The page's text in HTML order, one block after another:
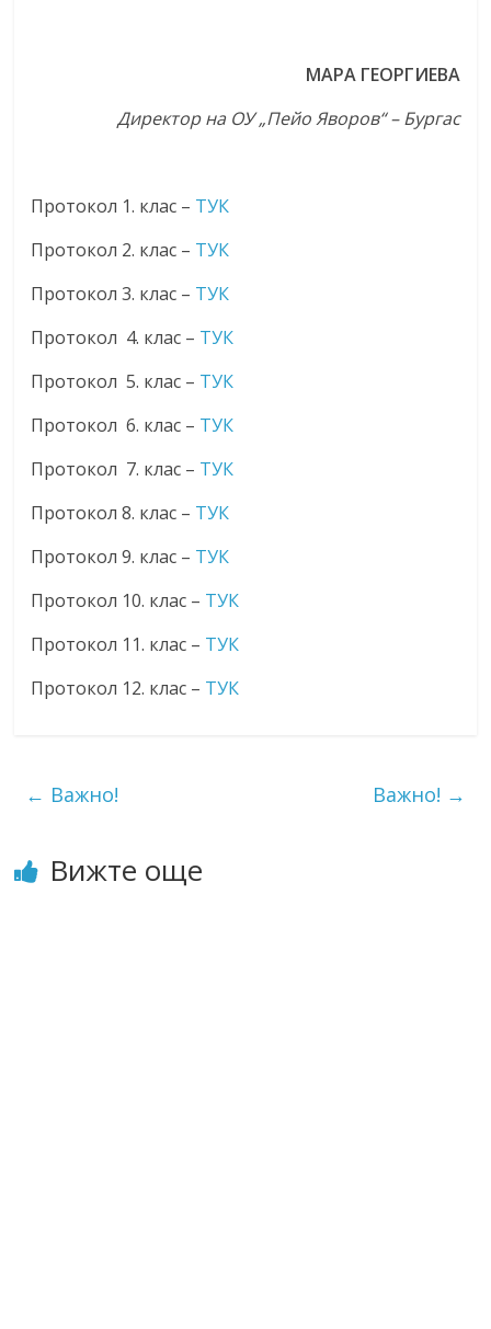
МАРА ГЕОРГИЕВА
Директор на ОУ „Пейо Яворов“ – Бургас
Протокол 1. клас – ТУК
Протокол 2. клас – ТУК
Протокол 3. клас – ТУК
Протокол 4. клас – ТУК
Протокол 5. клас – ТУК
Протокол 6. клас – ТУК
Протокол 7. клас – ТУК
Протокол 8. клас – ТУК
Протокол 9. клас – ТУК
Протокол 10. клас – ТУК
Протокол 11. клас – ТУК
Протокол 12. клас – ТУК
← Важно! Важно! →
Вижте още